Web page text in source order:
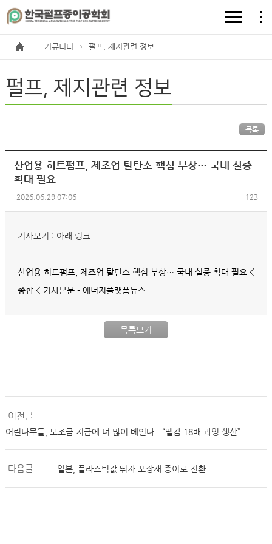
커뮤니티 펄프, 제지관련 정보
펄프, 제지관련 정보
목록
산업용 히트펌프, 제조업 탈탄소 핵심 부상… 국내 실증
확대 필요
2026.06.29 07:06 123
기사보기 : 아래 링크
산업용 히트펌프, 제조업 탈탄소 핵심 부상… 국내 실증 확대 필요 <
종합 < 기사본문 - 에너지플랫폼뉴스
목록보기
이전글
어린나무들, 보조금 지급에 더 많이 베인다…“땔감 18배 과잉 생산”
다음글 일본, 플라스틱값 뛰자 포장재 종이로 전환